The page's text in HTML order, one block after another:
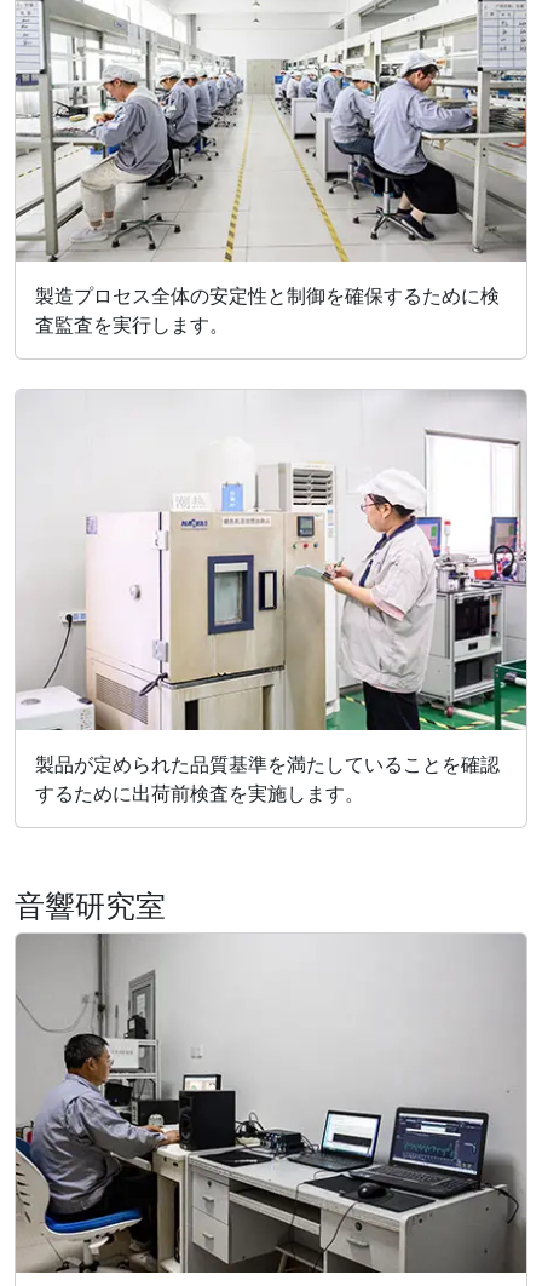
製造プロセス全体の安定性と制御を確保するために検
査監査を実行します。
製品が定められた品質基準を満たしていることを確認
するために出荷前検査を実施します。
音響研究室